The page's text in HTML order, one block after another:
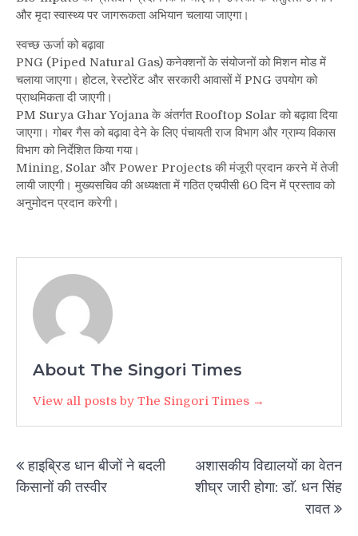
और मृदा स्वास्थ्य पर जागरूकता अभियान चलाया जाएगा।
स्वच्छ ऊर्जा को बढ़ावा
PNG (Piped Natural Gas) कनेक्शनों के संयोजनों को मिशन मोड में
चलाया जाएगा। होटल, रेस्टोरेंट और सरकारी आवासों में PNG उपयोग को
प्राथमिकता दी जाएगी।
PM Surya Ghar Yojana के अंतर्गत Rooftop Solar को बढ़ावा दिया
जाएगा। गोबर गैस को बढ़ावा देने के लिए पंचायती राज विभाग और ग्राम्य विकास
विभाग को निर्देशित किया गया।
Mining, Solar और Power Projects की मंजूरी प्रदान करने में तेजी
लायी जाएगी। मुख्यसचिव की अध्यक्षता में गठित एचपीसी 60 दिन में प्रस्ताव को
अनुमोदन प्रदान करेगी।
About The Singori Times
View all posts by The Singori Times →
Post
navigation
हाइब्रिड धान बीजों ने बदली
किसानों की तस्वीर
अशासकीय विद्यालयों का वेतन
शीघ्र जारी होगा: डाॅ. धन सिंह
रावत